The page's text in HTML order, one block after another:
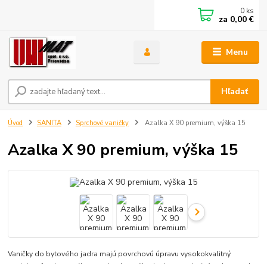
Menu
Hľadať
0 ks
za 0,00 €
Úvod SANITA Sprchové vaničky Azalka X 90 premium, výška 15
Azalka X 90 premium, výška 15
Vaničky do bytového jadra majú povrchovú úpravu vysokokvalitný